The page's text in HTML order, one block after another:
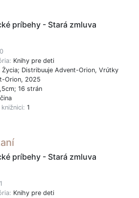
príbehy - Stará zmluva
Knihy pre deti
Życia; Distribuuje Advent-Orion, Vrútky
Orion, 2025
16 strán
1
príbehy - Stará zmluva
Knihy pre deti